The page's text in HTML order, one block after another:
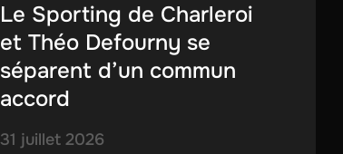
Le Sporting de Charleroi
et Théo Defourny se
séparent d’un commun
accord
31 juillet 2026